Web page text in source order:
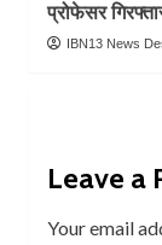
प्रोफेसर
IBN13 News
Leave a
Your email